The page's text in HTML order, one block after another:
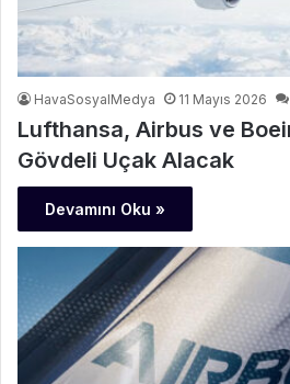
HavaSosyalMedya 11 Mayıs 2026
Lufthansa, Airbus ve
Gövdeli Uçak Alacak
Devamını Oku »